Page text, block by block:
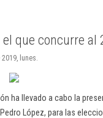
el que concurre al
lunes.
ha llevado a cabo la
López, para las